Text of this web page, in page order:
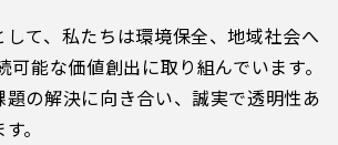
て、私たちは環境保全、地域社会へ
能な価値創出に取り組んでいます。
の解決に向き合い、誠実で透明性あ
。